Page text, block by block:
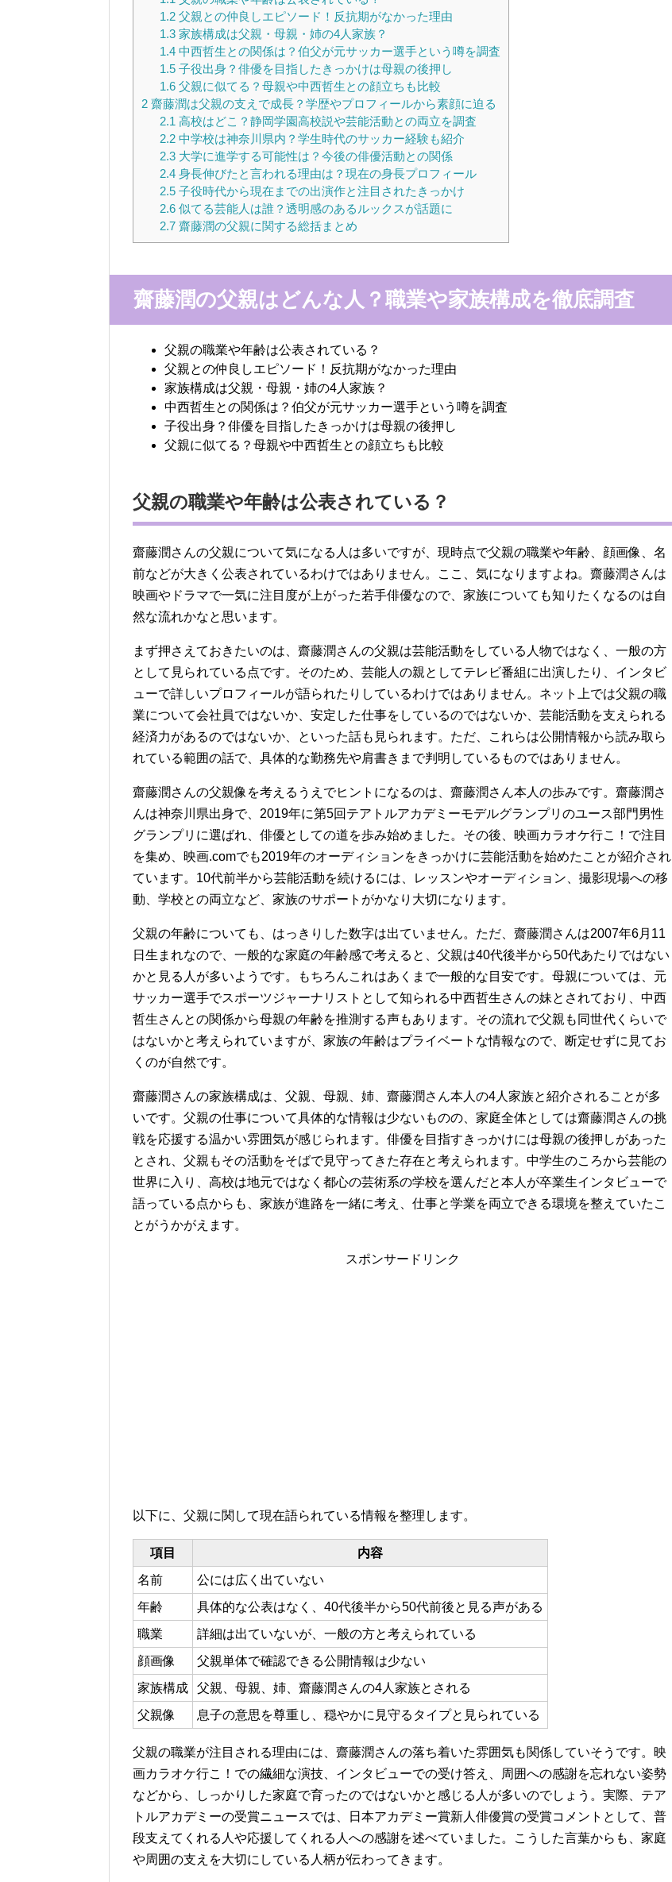
1.2父親との仲良しエピソード！反抗期がなかった理由
1.3家族構成は父親・母親・姉の4人家族？
1.4中西哲生との関係は？伯父が元サッカー選手という噂を調査
1.5子役出身？俳優を目指したきっかけは母親の後押し
1.6父親に似てる？母親や中西哲生との顔立ちも比較
2 齋藤潤は父親の支えで成長？学歴やプロフィールから素顔に迫る
2.1 高校はどこ？静岡学園高校説や芸能活動との両立を調査
2.2中学校は神奈川県内？学生時代のサッカー経験も紹介
2.3大学に進学する可能性は？今後の俳優活動との関係
2.4身長伸びたと言われる理由は？現在の身長プロフィール
2.5子役時代から現在までの出演作と注目されたきっかけ
2.6似てる芸能人は誰？透明感のあるルックスが話題に
2.7齋藤潤の父親に関する総括まとめ
齋藤潤の父親はどんな人？職業や家族構成を徹底調査
父親の職業や年齢は公表されている？
父親との仲良しエピソード！反抗期がなかった理由
家族構成は父親・母親・姉の4人家族？
中西哲生との関係は？伯父が元サッカー選手という噂を調査
子役出身？俳優を目指したきっかけは母親の後押し
父親に似てる？母親や中西哲生との顔立ちも比較
父親の職業や年齢は公表されている？
齋藤潤さんの父親について気になる人は多いですが、現時点で父親の職業や年齢、顔画像、名
前などが大きく公表されているわけではありません。ここ、気になりますよね。齋藤潤さんは
映画やドラマで一気に注目度が上がった若手俳優なので、家族についても知りたくなるのは自
然な流れかなと思います。
まず押さえておきたいのは、齋藤潤さんの父親は芸能活動をしている人物ではなく、一般の方
として見られている点です。そのため、芸能人の親としてテレビ番組に出演したり、インタビ
ューで詳しいプロフィールが語られたりしているわけではありません。ネット上では父親の職
業について会社員ではないか、安定した仕事をしているのではないか、芸能活動を支えられる
経済力があるのではないか、といった話も見られます。ただ、これらは公開情報から読み取ら
れている範囲の話で、具体的な勤務先や肩書きまで判明しているものではありません。
齋藤潤さんの父親像を考えるうえでヒントになるのは、齋藤潤さん本人の歩みです。齋藤潤さ
んは神奈川県出身で、2019年に第5回テアトルアカデミーモデルグランプリのユース部門男性
グランプリに選ばれ、俳優としての道を歩み始めました。その後、映画カラオケ行こ！で注目
を集め、映画.comでも2019年のオーディションをきっかけに芸能活動を始めたことが紹介され
ています。10代前半から芸能活動を続けるには、レッスンやオーディション、撮影現場への移
動、学校との両立など、家族のサポートがかなり大切になります。
父親の年齢についても、はっきりした数字は出ていません。ただ、齋藤潤さんは2007年6月11
日生まれなので、一般的な家庭の年齢感で考えると、父親は40代後半から50代あたりではない
かと見る人が多いようです。もちろんこれはあくまで一般的な目安です。母親については、元
サッカー選手でスポーツジャーナリストとして知られる中西哲生さんの妹とされており、中西
哲生さんとの関係から母親の年齢を推測する声もあります。その流れで父親も同世代くらいで
はないかと考えられていますが、家族の年齢はプライベートな情報なので、断定せずに見てお
くのが自然です。
齋藤潤さんの家族構成は、父親、母親、姉、齋藤潤さん本人の4人家族と紹介されることが多
いです。父親の仕事について具体的な情報は少ないものの、家庭全体としては齋藤潤さんの挑
戦を応援する温かい雰囲気が感じられます。俳優を目指すきっかけには母親の後押しがあった
とされ、父親もその活動をそばで見守ってきた存在と考えられます。中学生のころから芸能の
世界に入り、高校は地元ではなく都心の芸術系の学校を選んだと本人が卒業生インタビューで
語っている点からも、家族が進路を一緒に考え、仕事と学業を両立できる環境を整えていたこ
とがうかがえます。
スポンサードリンク
以下に、父親に関して現在語られている情報を整理します。
項目
内容
名前
公には広く出ていない
年齢
具体的な公表はなく、40代後半から50代前後と見る声がある
職業
詳細は出ていないが、一般の方と考えられている
顔画像
父親単体で確認できる公開情報は少ない
家族構成
父親、母親、姉、齋藤潤さんの4人家族とされる
父親像
息子の意思を尊重し、穏やかに見守るタイプと見られている
父親の職業が注目される理由には、齋藤潤さんの落ち着いた雰囲気も関係していそうです。映
画カラオケ行こ！での繊細な演技、インタビューでの受け答え、周囲への感謝を忘れない姿勢
などから、しっかりした家庭で育ったのではないかと感じる人が多いのでしょう。実際、テア
トルアカデミーの受賞ニュースでは、日本アカデミー賞新人俳優賞の受賞コメントとして、普
段支えてくれる人や応援してくれる人への感謝を述べていました。こうした言葉からも、家庭
や周囲の支えを大切にしている人柄が伝わってきます。